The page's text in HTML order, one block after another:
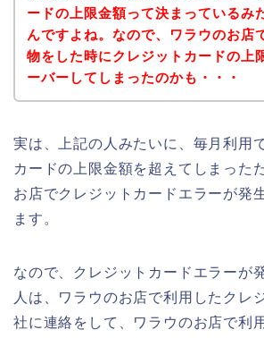
ードの上限金額って決まっているみ
んですよね。なので、ワラウのお店
物をした時にクレジットカードの上
ーバーしてしまったのかも・・・
実は、上記の人みたいに、毎月利用
カードの上限金額を超えてしまった
お店でクレジットカードエラーが発
ます。
なので、クレジットカードエラーが
人は、ワラウのお店で利用したクレ
社に連絡をして、ワラウのお店で利